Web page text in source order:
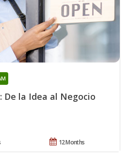
De la Idea al Negocio
12 Months